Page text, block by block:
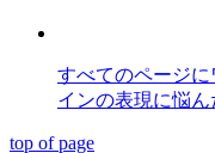
すべてのページ
インの表現に悩ん
top of page